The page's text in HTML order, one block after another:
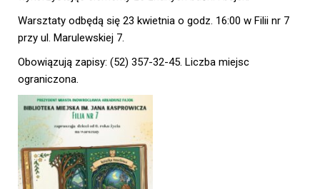
Warsztaty odbędą się 23 kwietnia o godz. 16:00 w Filii nr 7
przy ul. Marulewskiej 7.
Obowiązują zapisy: (52) 357-32-45. Liczba miejsc
ograniczona.